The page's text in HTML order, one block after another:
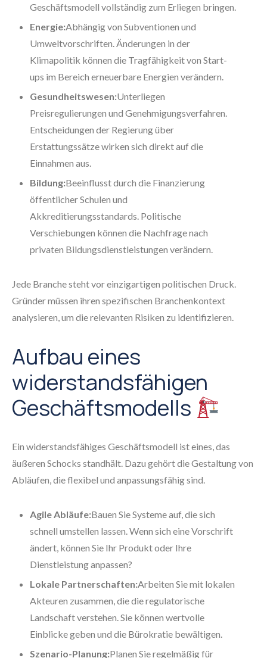
Geschäftsmodell vollständig zum Erliegen bringen.
Energie:Abhängig von Subventionen und
Umweltvorschriften. Änderungen in der
Klimapolitik können die Tragfähigkeit von Start-
ups im Bereich erneuerbare Energien verändern.
Gesundheitswesen:Unterliegen
Preisregulierungen und Genehmigungsverfahren.
Entscheidungen der Regierung über
Erstattungssätze wirken sich direkt auf die
Einnahmen aus.
Bildung:Beeinflusst durch die Finanzierung
öffentlicher Schulen und
Akkreditierungsstandards. Politische
Verschiebungen können die Nachfrage nach
privaten Bildungsdienstleistungen verändern.
Jede Branche steht vor einzigartigen politischen Druck.
Gründer müssen ihren spezifischen Branchenkontext
analysieren, um die relevanten Risiken zu identifizieren.
Aufbau eines
widerstandsfähigen
Geschäftsmodells
Ein widerstandsfähiges Geschäftsmodell ist eines, das
äußeren Schocks standhält. Dazu gehört die Gestaltung von
Abläufen, die flexibel und anpassungsfähig sind.
Agile Abläufe:Bauen Sie Systeme auf, die sich
schnell umstellen lassen. Wenn sich eine Vorschrift
ändert, können Sie Ihr Produkt oder Ihre
Dienstleistung anpassen?
Lokale Partnerschaften:Arbeiten Sie mit lokalen
Akteuren zusammen, die die regulatorische
Landschaft verstehen. Sie können wertvolle
Einblicke geben und die Bürokratie bewältigen.
Szenario-Planung:Planen Sie regelmäßig für